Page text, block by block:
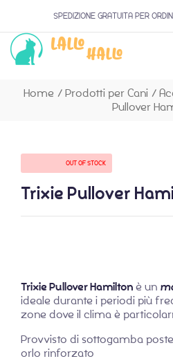
SPEDIZIONE GRATUITA PER
Home / Prodotti per Cani /
Pullover
OUT OF STOCK
Trixie Pullover
Trixie Pullover Hamiltonè un
ideale durante i periodi più
zone dove il clima è
Provvisto di sottogamba
orlo rinforzato